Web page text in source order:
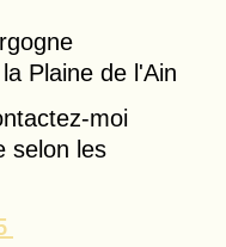
Plaine de l'Ain
moi
selon les